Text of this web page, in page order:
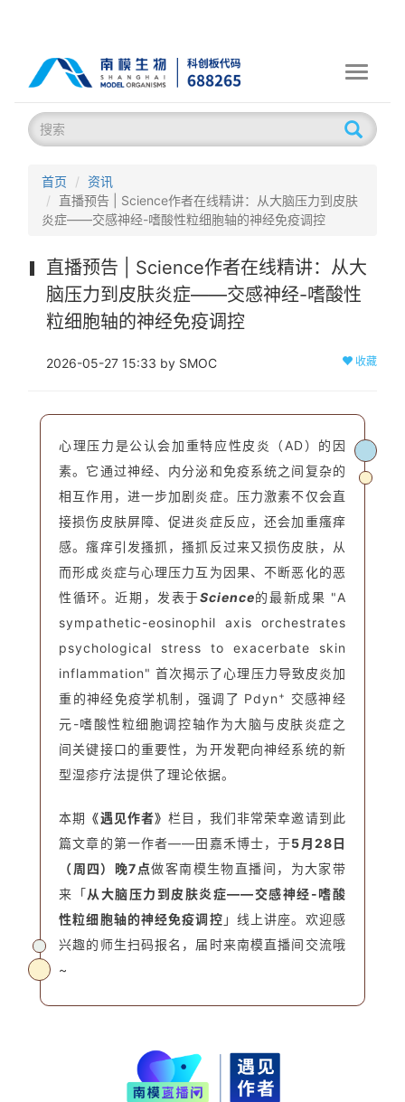
Toggle
首页
资讯
直播预告 | Science作者在线精讲：从大脑压力到皮肤
炎症——交感神经-嗜酸性粒细胞轴的神经免疫调控
直播预告 | Science作者在线精讲：从大
脑压力到皮肤炎症——交感神经-嗜酸性
粒细胞轴的神经免疫调控
2026-05-27 15:33 by SMOC 收藏
心理压力是公认会加重特应性皮炎（AD）的因
素。它通过神经、内分泌和免疫系统之间复杂的
相互作用，进一步加剧炎症。压力激素不仅会直
接损伤皮肤屏障、促进炎症反应，还会加重瘙痒
感。瘙痒引发搔抓，搔抓反过来又损伤皮肤，从
而形成炎症与心理压力互为因果、不断恶化的恶
性循环。近期，发表于Science的最新成果 "A
sympathetic-eosinophil axis orchestrates
psychological stress to exacerbate skin
inflammation" 首次揭示了心理压力导致皮炎加
重的神经免疫学机制，强调了 Pdyn +
交感神经
元-嗜酸性粒细胞调控轴作为大脑与皮肤炎症之
间关键接口的重要性，为开发靶向神经系统的新
型湿疹疗法提供了理论依据。
本期 《遇见作者》栏目，我们非常荣幸邀请到此
篇文章的第一作者——田嘉禾博士，于5月28日
（周四）晚7点做客南模生物直播间，为大家带
来「从大脑压力到皮肤炎症——交感神经-嗜酸
性粒细胞轴的神经免疫调控 」线上讲座。欢迎感
兴趣的师生扫码报名，届时来南模直播间交流哦
~